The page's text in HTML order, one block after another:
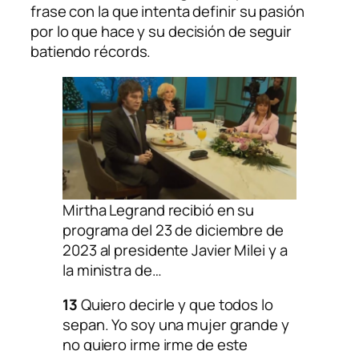
frase con la que intenta definir su pasión
por lo que hace y su decisión de seguir
batiendo récords.
Mirtha Legrand recibió en su
programa del 23 de diciembre de
2023 al presidente Javier Milei y a
la ministra de…
13Quiero decirle y que todos lo
sepan. Yo soy una mujer grande y
no quiero irme irme de este